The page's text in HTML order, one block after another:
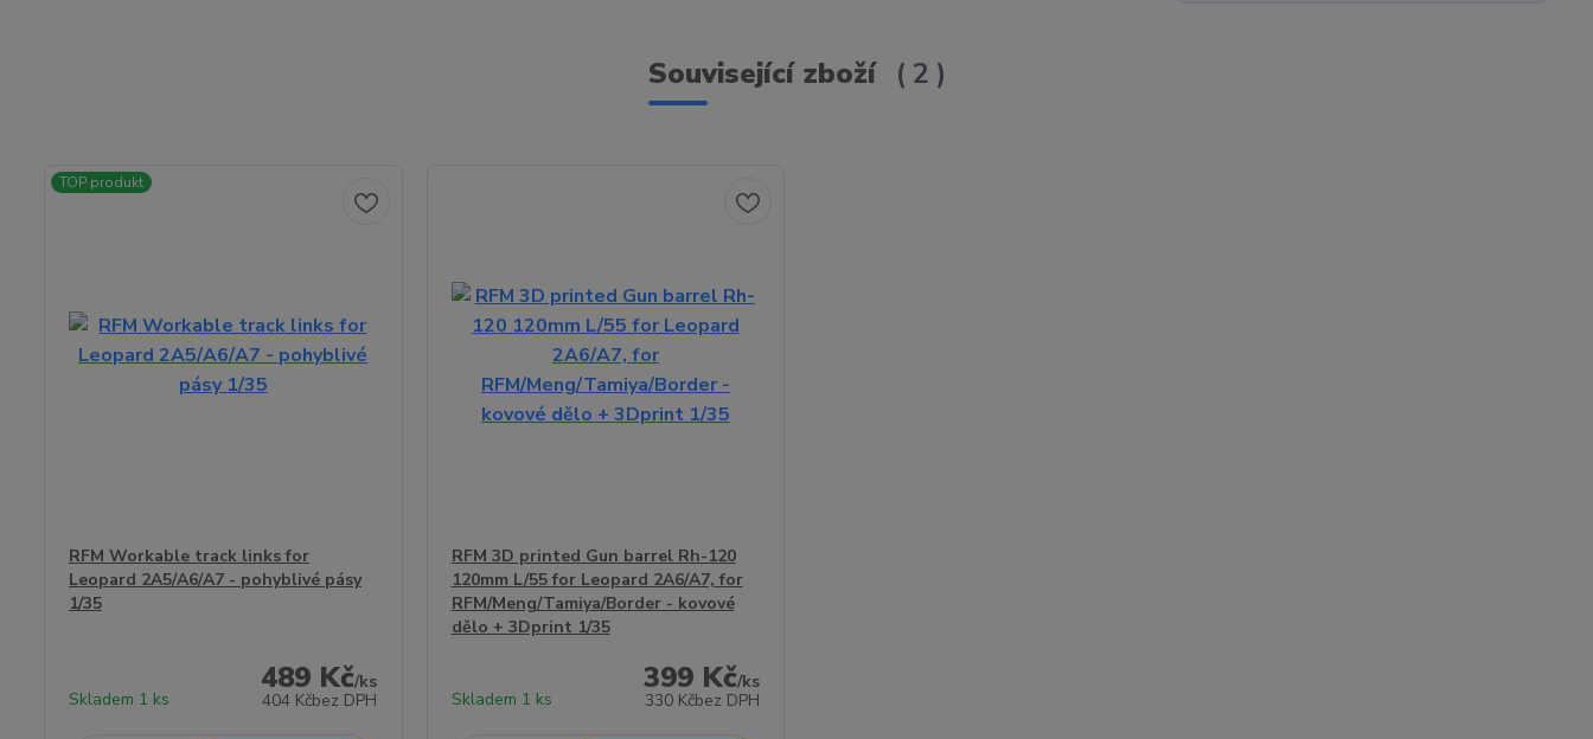
Související zboží 2
TOP produkt
RFM Workable track links for
Leopard 2A5/A6/A7 - pohyblivé pásy
1/35
489 Kč/ks
404 Kčbez DPH
Skladem 1 ks
RFM 3D printed Gun barrel Rh-120
120mm L/55 for Leopard 2A6/A7, for
RFM/Meng/Tamiya/Border - kovové
dělo + 3Dprint 1/35
399 Kč/ks
330 Kčbez DPH
Skladem 1 ks